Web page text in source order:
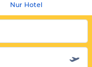
Nur Hotel